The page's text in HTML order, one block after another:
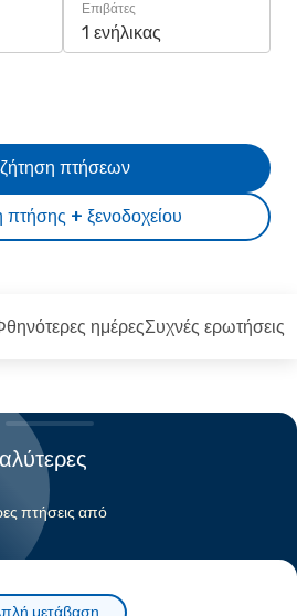
Επιβάτες
1 ενήλικας
+ ξενοδοχείου
πτήσεων
ημέρεςΣυχνές ερωτήσεις
πτήσεις από
μετάβαση